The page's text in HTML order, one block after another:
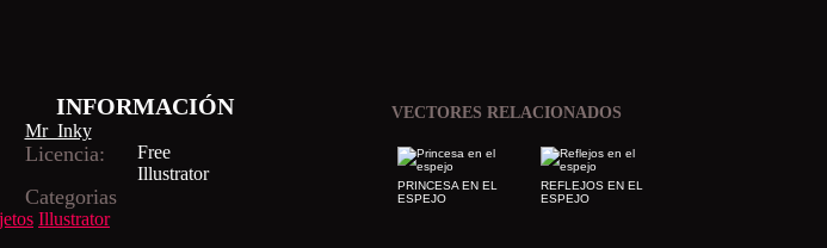
INFORMACIÓN
Mr_Inky
Licencia: Free
Illustrator
Categorias
Illustrator
VECTORES RELACIONADOS
REFLEJOS EN EL
ESPEJO
PRINCESA EN EL
ESPEJO